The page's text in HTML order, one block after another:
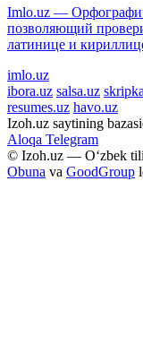
Imlo.uz —
позволяющий
латинице и
imlo.uz
ibora.uz salsa.uz
resumes.uz havo.uz
Izoh.uz saytining
Aloqa Telegram
© Izoh.uz — O‘zbek
Obuna va GoodGroup